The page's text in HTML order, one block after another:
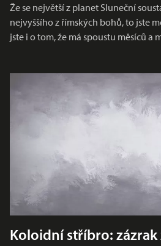
Že se největší z planet Sluneční
nejvyššího z římských bohů, to jste
jste i o tom, že má spoustu měsíců a
Koloidní stříbro: